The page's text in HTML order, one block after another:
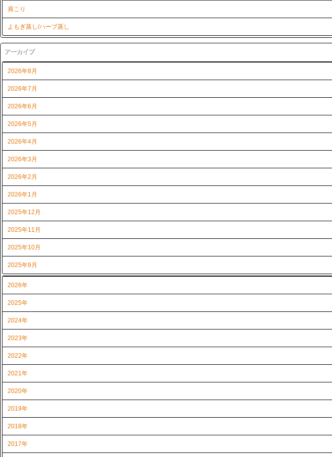
肩こり
よもぎ蒸し/ハーブ蒸し
アーカイブ
2026年8月
2026年7月
2026年6月
2026年5月
2026年4月
2026年3月
2026年2月
2026年1月
2025年12月
2025年11月
2025年10月
2025年9月
2026年
2025年
2024年
2023年
2022年
2021年
2020年
2019年
2018年
2017年